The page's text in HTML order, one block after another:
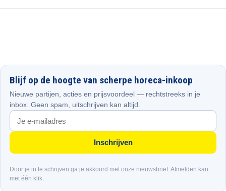
Blijf op de hoogte van scherpe horeca-inkoop
Nieuwe partijen, acties en prijsvoordeel — rechtstreeks in je
inbox. Geen spam, uitschrijven kan altijd.
Inschrijven
Door je in te schrijven ga je akkoord met onze nieuwsbrief. Afmelden kan
met één klik.